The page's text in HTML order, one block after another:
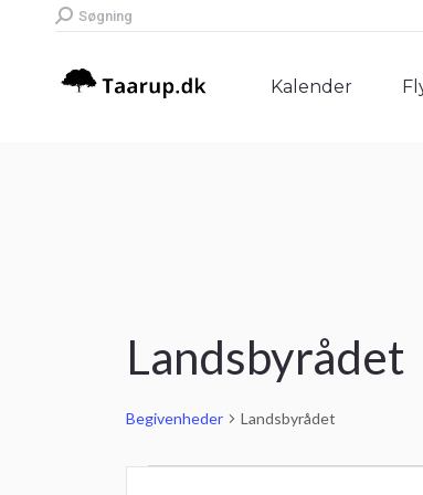
Search:
Søgning
Kalender
Landsbyrådet
Begivenheder Landsbyrådet
Kalender